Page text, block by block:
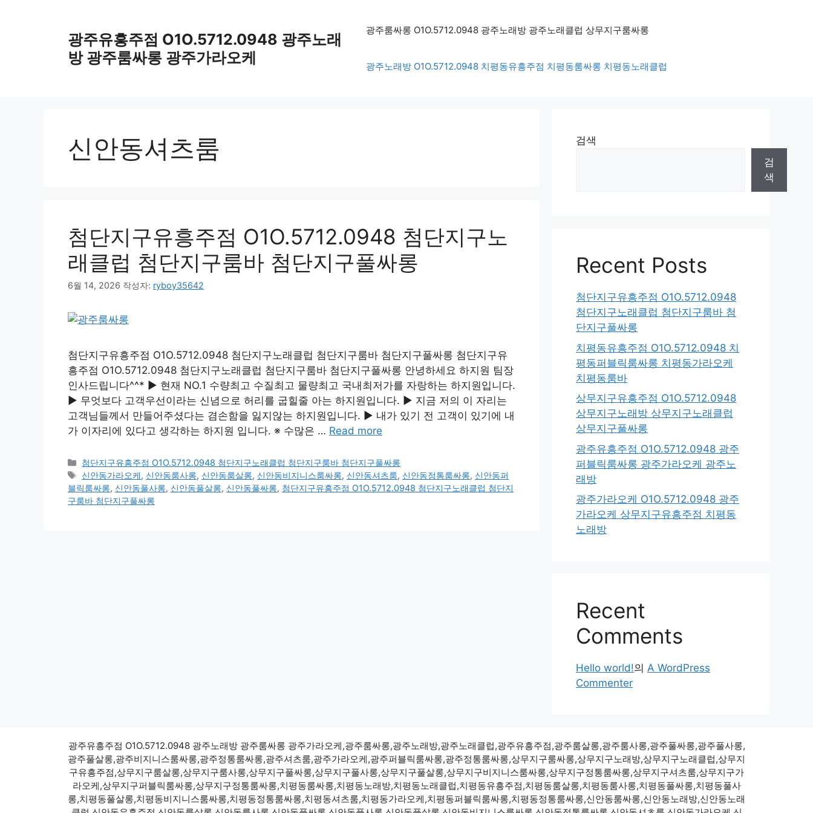
광주유흥주점 O1O.5712.0948 광주노래
방 광주룸싸롱 광주가라오케
광주룸싸롱 O1O.5712.0948 광주노래방 광주노래클럽 상무지구룸싸롱
광주노래방 O1O.5712.0948 치평동유흥주점 치평동룸싸롱 치평동노래클럽
신안동셔츠룸
첨단지구유흥주점 O1O.5712.0948 첨단지구노
래클럽 첨단지구룸바 첨단지구풀싸롱
6월 14, 2026 작성자: ryboy35642
첨단지구유흥주점 O1O.5712.0948 첨단지구노래클럽 첨단지구룸바 첨단지구풀싸롱 첨단지구유
흥주점 O1O.5712.0948 첨단지구노래클럽 첨단지구룸바 첨단지구풀싸롱 안녕하세요 하지원 팀장
인사드립니다^^* ▶ 현재 NO.1 수량최고 수질최고 물량최고 국내최저가를 자랑하는 하지원입니다.
▶ 무엇보다 고객우선이라는 신념으로 허리를 굽힐줄 아는 하지원입니다. ▶ 지금 저의 이 자리는
고객님들께서 만들어주셨다는 겸손함을 잃지않는 하지원입니다. ▶ 내가 있기 전 고객이 있기에 내
가 이자리에 있다고 생각하는 하지원 입니다. ※ 수많은 … Read more
카
테
고
리
첨단지구유흥주점 O1O.5712.0948 첨단지구노래클럽 첨단지구룸바 첨단지구풀싸롱
태
그
신안동가라오케, 신안동룸사롱, 신안동룸살롱, 신안동비지니스룸싸롱, 신안동셔츠룸, 신안동정통룸싸롱, 신안동퍼
블릭룸싸롱, 신안동풀사롱, 신안동풀살롱, 신안동풀싸롱, 첨단지구유흥주점 O1O.5712.0948 첨단지구노래클럽 첨단지
구룸바 첨단지구풀싸롱
검색
검
색
Recent Posts
첨단지구유흥주점 O1O.5712.0948
첨단지구노래클럽 첨단지구룸바 첨
단지구풀싸롱
치평동유흥주점 O1O.5712.0948 치
평동퍼블릭룸싸롱 치평동가라오케
치평동룸바
상무지구유흥주점 O1O.5712.0948
상무지구노래방 상무지구노래클럽
상무지구풀싸롱
광주유흥주점 O1O.5712.0948 광주
퍼블릭룸싸롱 광주가라오케 광주노
래방
광주가라오케 O1O.5712.0948 광주
가라오케 상무지구유흥주점 치평동
노래방
Recent
Comments
Hello world!의 A WordPress
Commenter
광주유흥주점 O1O.5712.0948 광주노래방 광주룸싸롱 광주가라오케,광주룸싸롱,광주노래방,광주노래클럽,광주유흥주점,광주룸살롱,광주룸사롱,광주풀싸롱,광주풀사롱,
광주풀살롱,광주비지니스룸싸롱,광주정통룸싸롱,광주셔츠룸,광주가라오케,광주퍼블릭룸싸롱,광주정통룸싸롱,상무지구룸싸롱,상무지구노래방,상무지구노래클럽,상무지
구유흥주점,상무지구룸살롱,상무지구룸사롱,상무지구풀싸롱,상무지구풀사롱,상무지구풀살롱,상무지구비지니스룸싸롱,상무지구정통룸싸롱,상무지구셔츠룸,상무지구가
라오케,상무지구퍼블릭룸싸롱,상무지구정통룸싸롱,치평동룸싸롱,치평동노래방,치평동노래클럽,치평동유흥주점,치평동룸살롱,치평동룸사롱,치평동풀싸롱,치평동풀사
롱,치평동풀살롱,치평동비지니스룸싸롱,치평동정통룸싸롱,치평동셔츠룸,치평동가라오케,치평동퍼블릭룸싸롱,치평동정통룸싸롱,신안동룸싸롱,신안동노래방,신안동노래